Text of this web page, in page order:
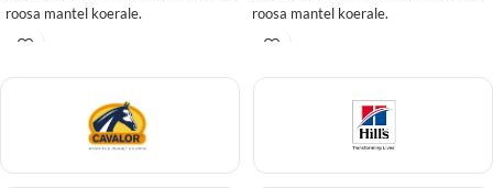
roosa mantel koerale.
roosa mantel koerale.